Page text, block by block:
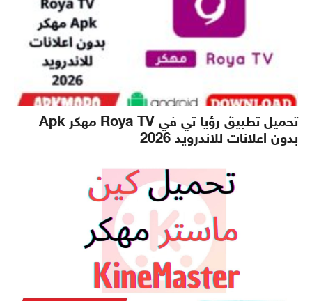
تحميل تطبيق رؤيا تي في Roya TV مهكر Apk
بدون اعلانات للاندرويد 2026